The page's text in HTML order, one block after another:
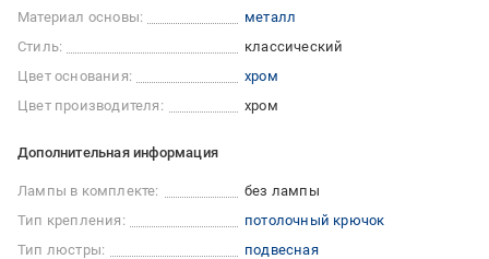
Материал основы:
металл
Стиль:
классический
Цвет основания:
хром
Цвет производителя:
хром
Дополнительная информация
Лампы в комплекте:
без лампы
Тип крепления:
потолочный крючок
Тип люстры:
подвесная